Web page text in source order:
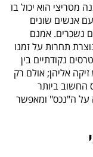
מטריצי הוא יכול בו
אנשים שונים
נשכרים. אמנם
תחרות על זמנו
נקודתיים בין
אליהן; אולם רק
החשוב ביותר
על ה"נכס" ומאפשר